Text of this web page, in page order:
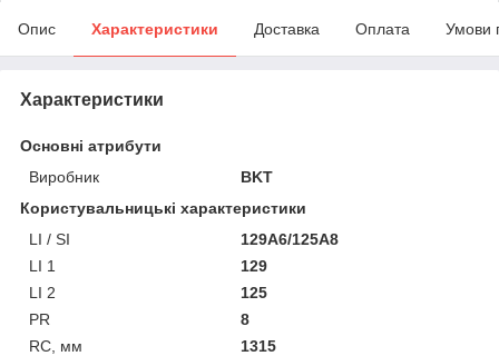
Опис Характеристики Доставка Оплата Умови
Характеристики
Основні атрибути
Виробник
BKT
Користувальницькі характеристики
LI / SI
129A6/125A8
LI 1
129
LI 2
125
PR
8
RC, мм
1315